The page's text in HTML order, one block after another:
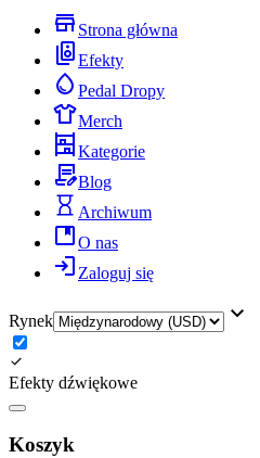
Strona główna
Efekty
Pedal Dropy
Merch
Kategorie
Blog
Archiwum
O nas
Zaloguj się
Rynek
Efekty dźwiękowe
Koszyk